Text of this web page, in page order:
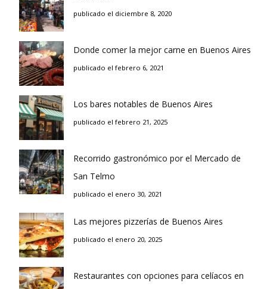
publicado el diciembre 8, 2020
Donde comer la mejor carne en Buenos Aires
publicado el febrero 6, 2021
Los bares notables de Buenos Aires
publicado el febrero 21, 2025
Recorrido gastronómico por el Mercado de
San Telmo
publicado el enero 30, 2021
Las mejores pizzerías de Buenos Aires
publicado el enero 20, 2025
Restaurantes con opciones para celíacos en